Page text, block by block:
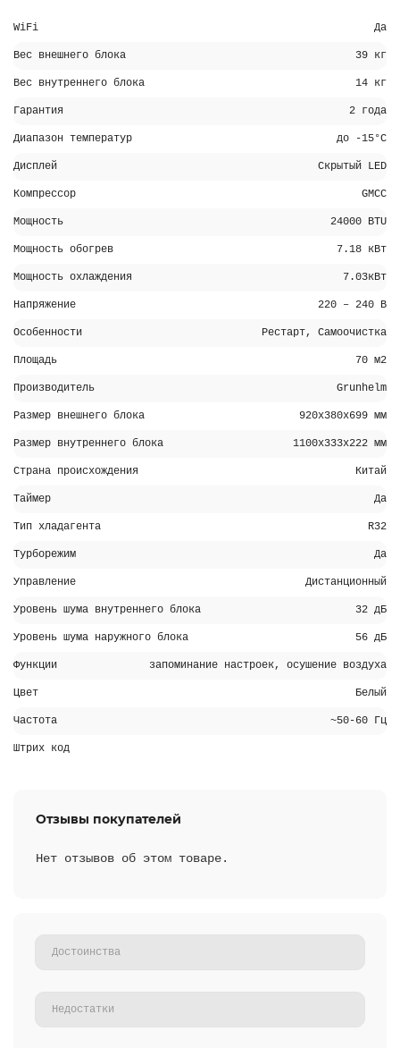
WiFi Да
Вес внешнего блока 39 кг
Вес внутреннего блока 14 кг
Гарантия 2 года
Диапазон температур до -15°С
Дисплей Скрытый LED
Компрессор GMCC
Мощность 24000 BTU
Мощность обогрев 7.18 кВт
Мощность охлаждения 7.03кВт
Напряжение 220 – 240 В
Особенности Рестарт, Самоочистка
Площадь 70 м2
Производитель Grunhelm
Размер внешнего блока 920х380х699 мм
Размер внутреннего блока 1100х333х222 мм
Страна происхождения Китай
Таймер Да
Тип хладагента R32
Турборежим Да
Управление Дистанционный
Уровень шума внутреннего блока 32 дБ
Уровень шума наружного блока 56 дБ
Функции запоминание настроек, осушение воздуха
Цвет Белый
Частота ~50-60 Гц
Штрих код
Отзывы покупателей
Нет отзывов об этом товаре.